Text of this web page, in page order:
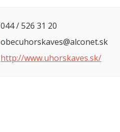
044 / 526 31 20
obecuhorskaves@alconet.sk
http://www.uhorskaves.sk/